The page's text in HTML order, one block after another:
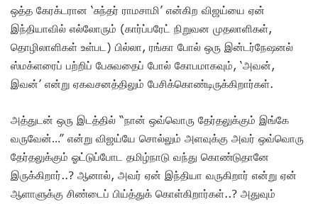
ஒத்த கேரக்டரான ‘சுந்தர் ராமசாமி’ என்கிற விஜய்யை ஏன்
இந்தியாவில் எல்லோரும் (கார்ப்பரேட் நிறுவன முதலாளிகள்,
தொழிலாளிகள் உள்பட) பில்லா, ரங்கா போல் ஒரு இன்டர்நேஷனல்
ஸ்மக்ளரைப் பற்றிப் பேசுவதைப் போல் கோபமாகவும், ‘அவன்,
இவன்’ என்று ஏகவசனத்திலும் பேசிக்கொண்டிருக்கிறார்கள்.
அத்துடன் ஒரு இடத்தில் “நான் ஒவ்வொரு தேர்தலுக்கும் இங்கே
வருவேன்…” என்று விஜய்யே சொல்லும் அளவுக்கு அவர் ஒவ்வொரு
தேர்தலுக்கும் ஓட்டுப்போட தமிழ்நாடு வந்து கொண்டுதானே
இருக்கிறார்..? ஆனால், அவர் ஏன் இந்தியா வருகிறார் என்று ஏன்
ஆளாளுக்கு சிண்டைப் பிய்த்துக் கொள்கிறார்கள்..? அதுவும்